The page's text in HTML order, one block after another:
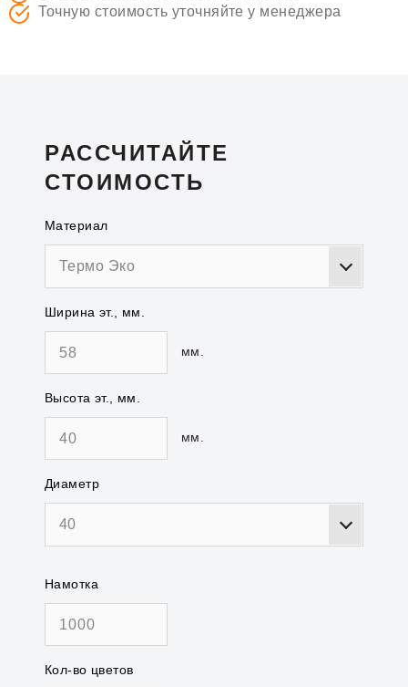
Точную стоимость уточняйте у менеджера
РАССЧИТАЙТЕ
СТОИМОСТЬ
Материал
Термо Эко
Ширина эт., мм.
мм.
Высота эт., мм.
мм.
Диаметр
40
Намотка
Кол-во цветов